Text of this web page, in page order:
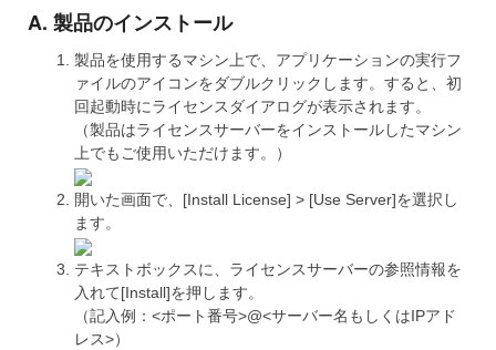
A. 製品のインストール
製品を使用するマシン上で、アプリケーションの実行フ
ァイルのアイコンをダブルクリックします。すると、初
回起動時にライセンスダイアログが表示されます。
（製品はライセンスサーバーをインストールしたマシン
上でもご使用いただけます。）
開いた画面で、[Install License] > [Use Server]を選択し
ます。
テキストボックスに、ライセンスサーバーの参照情報を
入れて[Install]を押します。
（記入例：<ポート番号>@<サーバー名もしくはIPアド
レス>）